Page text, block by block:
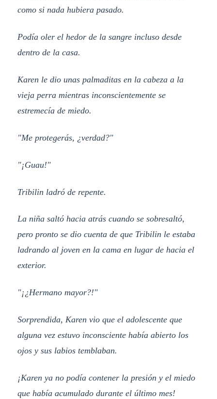
como si nada hubiera pasado.
Podía oler el hedor de la sangre incluso desde
dentro de la casa.
Karen le dio unas palmaditas en la cabeza a la
vieja perra mientras inconscientemente se
estremecía de miedo.
"Me protegerás, ¿verdad?"
"¡Guau!"
Tribilin ladró de repente.
La niña saltó hacia atrás cuando se sobresaltó,
pero pronto se dio cuenta de que Tribilin le estaba
ladrando al joven en la cama en lugar de hacia el
exterior.
"¡¿Hermano mayor?!"
Sorprendida, Karen vio que el adolescente que
alguna vez estuvo inconsciente había abierto los
ojos y sus labios temblaban.
¡Karen ya no podía contener la presión y el miedo
que había acumulado durante el último mes!